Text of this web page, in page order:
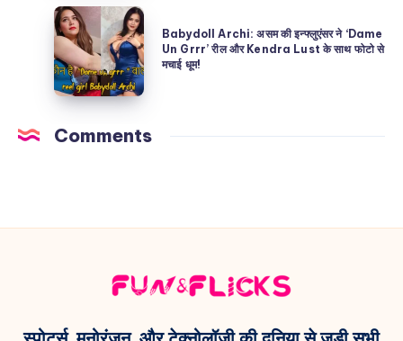
Dancer
ने
जीता
Priyanka
Chopra
का
रिलीज
डेट
बदली
–
अब
इस
वेब
Babydoll
Archi:
असम
की
ने
Babydoll Archi: असम की इन्फ्लुएंसर ने ‘Dame
Un Grrr’ रील और Kendra Lust के साथ फोटो से
मचाई धूम!
Comments